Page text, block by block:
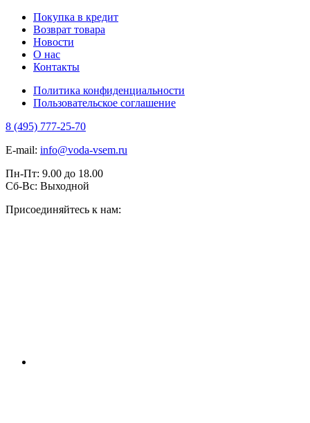
Покупка в кредит
Возврат товара
Новости
О нас
Контакты
Политика конфиденциальности
Пользовательское соглашение
8 (495) 777-25-70
E-mail: info@voda-vsem.ru
Пн-Пт: 9.00 до 18.00
Сб-Вс: Выходной
Присоединяйтесь к нам: